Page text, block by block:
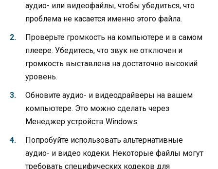
аудио- или видеофайлы, чтобы убедиться, что
проблема не касается именно этого файла.
Проверьте громкость на компьютере и в самом
плеере. Убедитесь, что звук не отключен и
громкость выставлена на достаточно высокий
уровень.
Обновите аудио- и видеодрайверы на вашем
компьютере. Это можно сделать через
Менеджер устройств Windows.
Попробуйте использовать альтернативные
аудио- и видео кодеки. Некоторые файлы могут
требовать специфических кодеков для